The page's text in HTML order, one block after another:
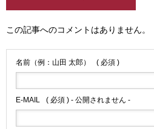
この記事へのコメントはありません。
名前（例：山田 太郎） ( 必須 )
E-MAIL ( 必須 ) - 公開されません -